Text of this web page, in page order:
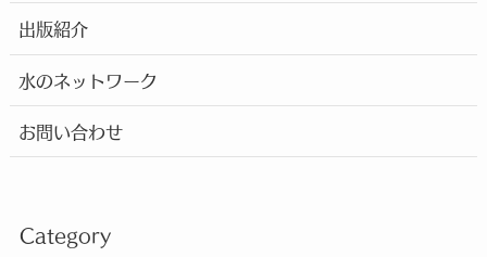
出版紹介
水のネットワーク
お問い合わせ
Category